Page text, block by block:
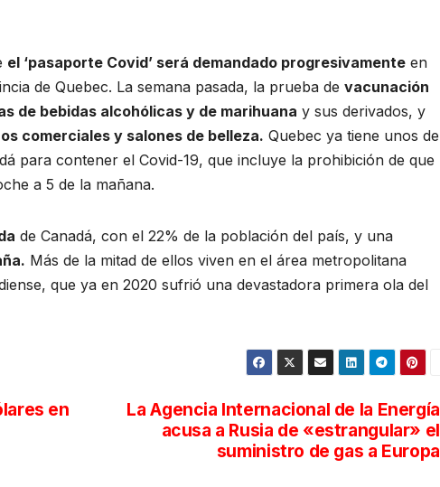
el ‘pasaporte Covid’ será demandado progresivamente en
de Quebec. La semana pasada, la prueba de vacunación
de bebidas alcohólicas y de marihuana y sus derivados, y
comerciales y salones de belleza. Quebec ya tiene unos de
para contener el Covid-19, que incluye la prohibición de que
a 5 de la mañana.
de Canadá, con el 22% de la población del país, y una
Más de la mitad de ellos viven en el área metropolitana
que ya en 2020 sufrió una devastadora primera ola del
La Agencia Internacional de la Energía
acusa a Rusia de «estrangular» el
suministro de gas a Europa
en